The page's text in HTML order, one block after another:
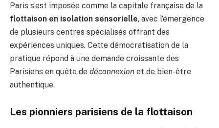
Paris s’est imposée comme la capitale française de la
flottaison en isolation sensorielle, avec l’émergence
de plusieurs centres spécialisés offrant des
expériences uniques. Cette démocratisation de la
pratique répond à une demande croissante des
Parisiens en quête de déconnexion et de bien-être
authentique.
Les pionniers parisiens de la flottaison